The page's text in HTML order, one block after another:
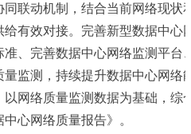
联动机制，结合当前网络现状
有效对接。完善新型数据中心
、完善数据中心网络监测平台
监测，持续提升数据中心网络
网络质量监测数据为基础，综
心网络质量报告》。